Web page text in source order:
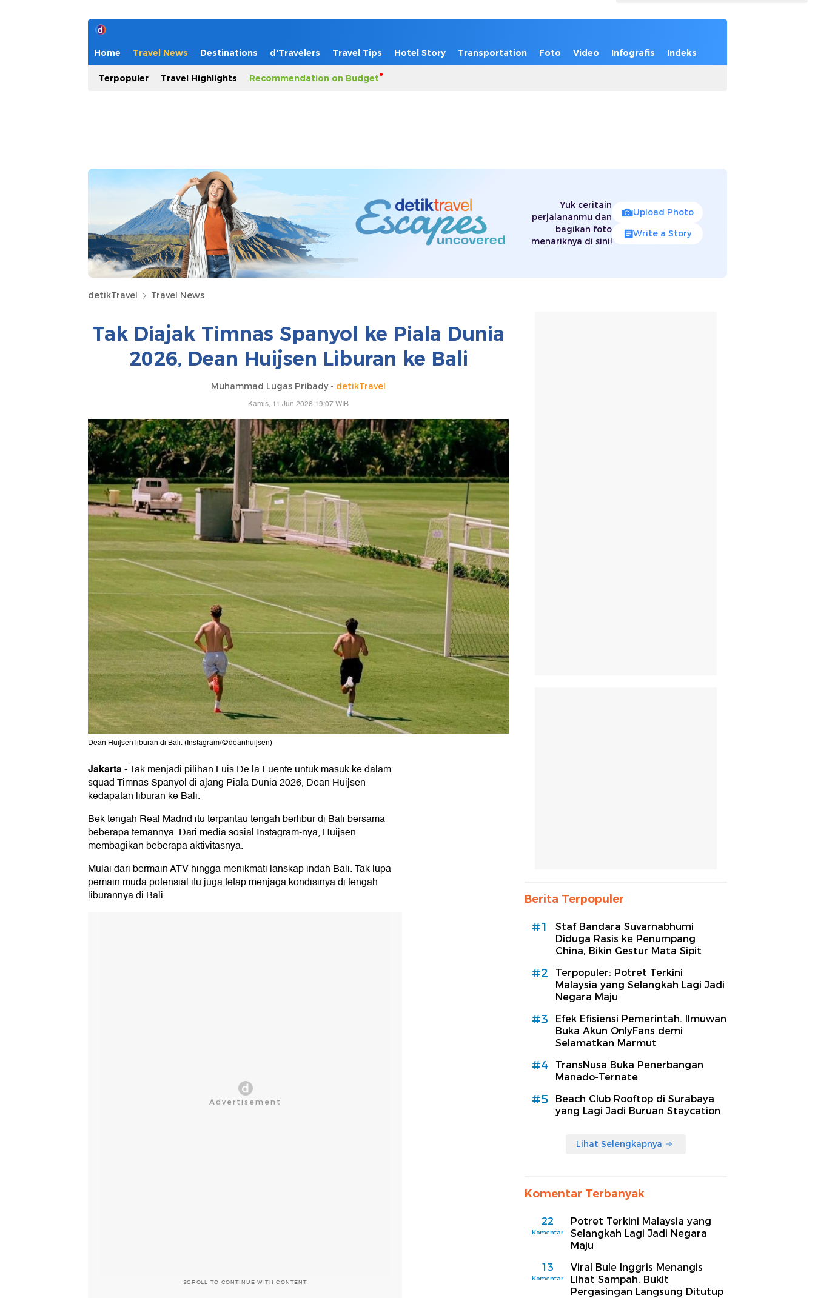
Home Travel News Destinations d'Travelers Travel Tips Hotel Story Transportation Foto Video Infografis Indeks
Terpopuler Travel Highlights Recommendation on Budget
Yuk ceritain
perjalananmu dan
bagikan foto
menariknya di sini!
Upload Photo
Write a Story
detikTravel Travel News
Tak Diajak Timnas Spanyol ke Piala Dunia
2026, Dean Huijsen Liburan ke Bali
Muhammad Lugas Pribady - detikTravel
Kamis, 11 Jun 2026 19:07 WIB
Dean Huijsen liburan di Bali. (Instagram/@deanhuijsen)
Jakarta-Tak menjadi pilihan Luis De la Fuente untuk masuk ke dalam
squad Timnas Spanyol di ajang Piala Dunia 2026, Dean Huijsen
kedapatan liburan ke Bali.
Bek tengah Real Madrid itu terpantau tengah berlibur di Bali bersama
beberapa temannya. Dari media sosial Instagram-nya, Huijsen
membagikan beberapa aktivitasnya.
Mulai dari bermain ATV hingga menikmati lanskap indah Bali. Tak lupa
pemain muda potensial itu juga tetap menjaga kondisinya di tengah
liburannya di Bali.
SCROLL TO CONTINUE WITH CONTENT
Berita Terpopuler
#1
Staf Bandara Suvarnabhumi
Diduga Rasis ke Penumpang
China, Bikin Gestur Mata Sipit
#2
Terpopuler: Potret Terkini
Malaysia yang Selangkah Lagi Jadi
Negara Maju
#3
Efek Efisiensi Pemerintah. Ilmuwan
Buka Akun OnlyFans demi
Selamatkan Marmut
#4
TransNusa Buka Penerbangan
Manado-Ternate
#5
Beach Club Rooftop di Surabaya
yang Lagi Jadi Buruan Staycation
Lihat Selengkapnya
Komentar Terbanyak
22
Komentar
Potret Terkini Malaysia yang
Selangkah Lagi Jadi Negara
Maju
13
Komentar
Viral Bule Inggris Menangis
Lihat Sampah, Bukit
Pergasingan Langsung Ditutup